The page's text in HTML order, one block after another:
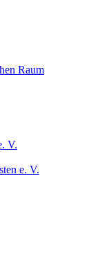
Raum
V.
e. V.